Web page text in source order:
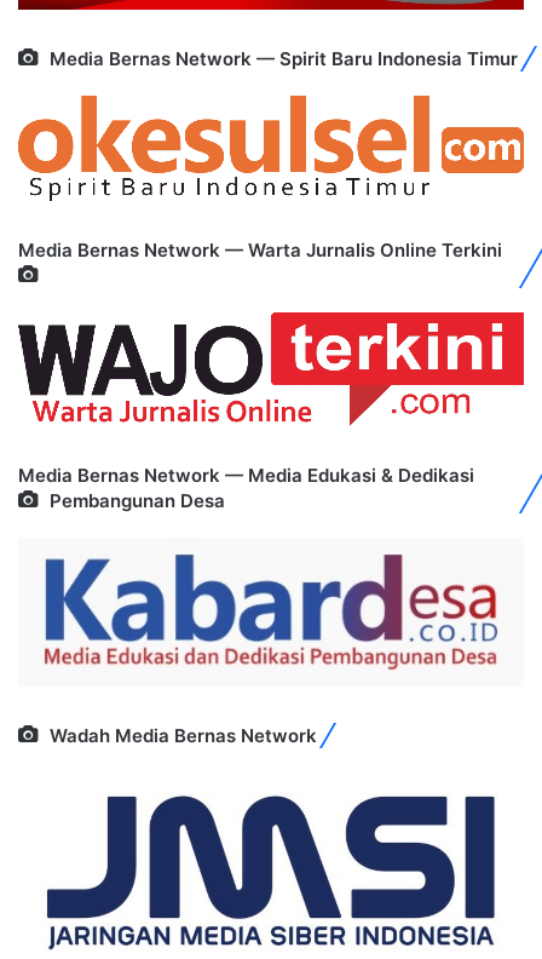
Media Bernas Network — Spirit Baru Indonesia Timur
Media Bernas Network — Warta Jurnalis Online Terkini
Media Bernas Network — Media Edukasi & Dedikasi
Pembangunan Desa
Wadah Media Bernas Network